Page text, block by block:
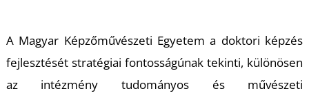
A Magyar Képzőművészeti Egyetem a doktori képzés
fejlesztését stratégiai fontosságúnak tekinti, különösen
az intézmény tudományos és művészeti